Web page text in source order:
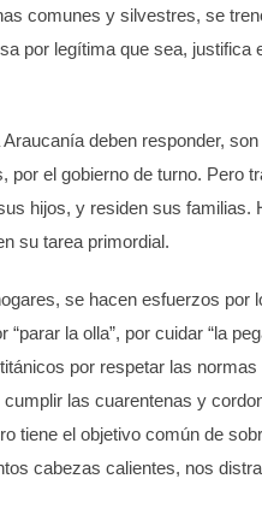
comunes y silvestres, se
por legítima que sea, justifica
deben responder, son
por el gobierno de turno. Pero
hijos, y residen sus familias.
su tarea primordial.
se hacen esfuerzos por
la olla”, por cuidar “la
por respetar las normas
las cuarentenas y
tiene el objetivo común de
cabezas calientes, nos